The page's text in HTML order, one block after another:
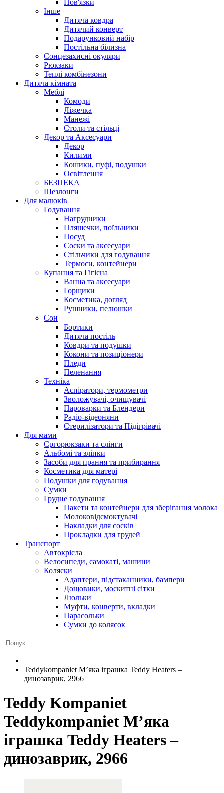
Пов'язки
Інше
Дитяча ковдра
Дитячий конверт
Подарунковий набір
Постільна білизна
Сонцезахисні окуляри
Рюкзаки
Теплі комбінезони
Дитяча кімната
Меблі
Комоди
Ліжечка
Манежі
Столи та стільці
Декор та Аксесуари
Декор
Килими
Кошики, пуфі, подушки
Освітлення
БЕЗПЕКА
Шезлонги
Для малюків
Годування
Нагрудники
Пляшечки, поїльники
Посуд
Соски та аксесуари
Стільчики для годування
Термоси, контейнери
Купання та Гігієна
Ванна та аксесуари
Горщики
Косметика, догляд
Рушники, пелюшки
Сон
Бортики
Дитяча постіль
Ковдри та подушки
Кокони та позиціонери
Пледи
Пеленання
Техніка
Аспіратори, термометри
Зволожувачі, очищувачі
Пароварки та Блендери
Радіо-відеоняни
Стерилізатори та Підігрівачі
Для мами
Єргорюкзаки та слінги
Альбомі та зліпки
Засоби для прання та прибирання
Косметика для матері
Подушки для годування
Сумки
Грудне годування
Пакети та контейнери для зберігання молока
Молоковідсмоктувачі
Накладки для сосків
Прокладки для грудей
Транспорт
Автокрісла
Велосипеди, самокаті, машини
Коляски
Адаптери, підстаканники, бампери
Дощовики, москитні сітки
Люльки
Муфти, конверти, вкладки
Парасольки
Сумки до колясок
Teddykompaniet М’яка іграшка Teddy Heaters –
динозаврик, 2966
Teddy Kompaniet
Teddykompaniet М’яка
іграшка Teddy Heaters –
динозаврик, 2966